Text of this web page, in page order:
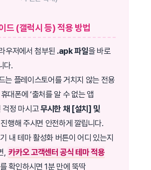
드 (갤럭시 등) 적용 방법
우저에서 첨부된 .apk 파일을 바로
다.
는 플레이스토어를 거치지 않는 전용
대폰에 ‘출처를 알 수 없는 앱
걱정 마시고무시한 채 [설치] 및
행해 주시면 안전하게 깔립니다.
내 테마 활성화 버튼이 어디 있는지
, 카카오 고객센터 공식 테마 적용
확인하시면 1분 만에 뚝딱